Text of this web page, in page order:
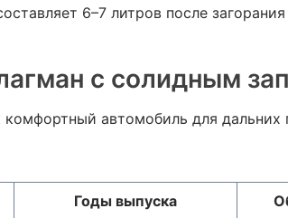
6–7 литров после
с солидным
комфортный автомобиль для
Годы выпуска